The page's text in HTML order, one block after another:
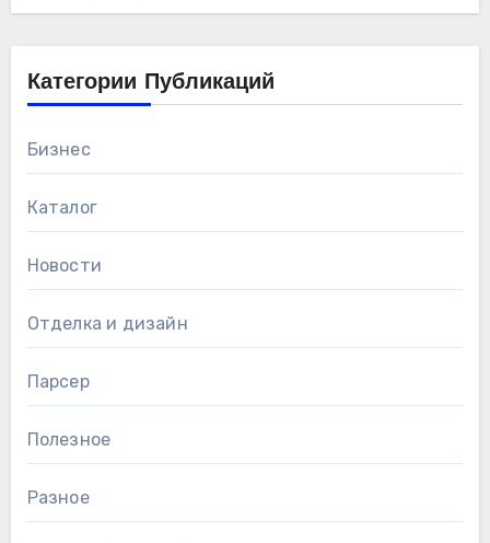
Категории Публикаций
Бизнес
Каталог
Новости
Отделка и дизайн
Парсер
Полезное
Разное